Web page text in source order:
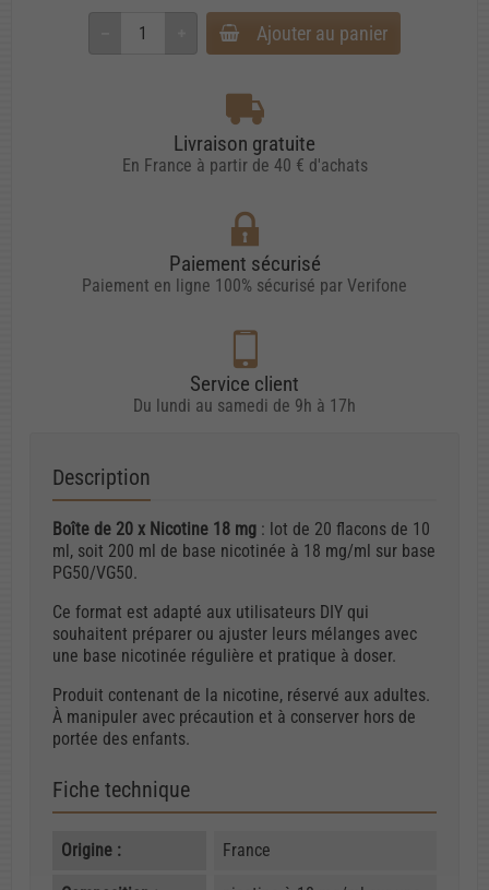
Ajouter au panier
Livraison gratuite
En France à partir de 40 € d'achats
Paiement sécurisé
Paiement en ligne 100% sécurisé par Verifone
Service client
Du lundi au samedi de 9h à 17h
Description
Boîte de 20 x Nicotine 18 mg : lot de 20 flacons de 10
ml, soit 200 ml de base nicotinée à 18 mg/ml sur base
PG50/VG50.
Ce format est adapté aux utilisateurs DIY qui
souhaitent préparer ou ajuster leurs mélanges avec
une base nicotinée régulière et pratique à doser.
Produit contenant de la nicotine, réservé aux adultes.
À manipuler avec précaution et à conserver hors de
portée des enfants.
Fiche technique
Origine : France